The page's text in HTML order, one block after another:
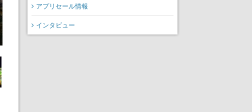
アプリセール情報
インタビュー